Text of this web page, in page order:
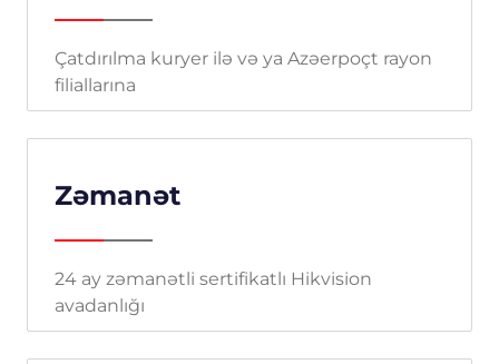
Çatdırılma kuryer ilə və ya Azəerpoçt rayon
filiallarına
Zəmanət
24 ay zəmanətli sertifikatlı Hikvision
avadanlığı